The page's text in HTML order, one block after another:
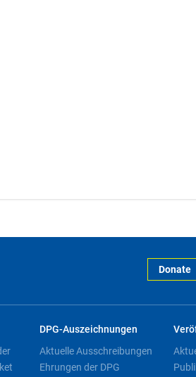
Donate
DPG-Auszeichnungen
Aktuelle Ausschreibungen
Ehrungen der DPG